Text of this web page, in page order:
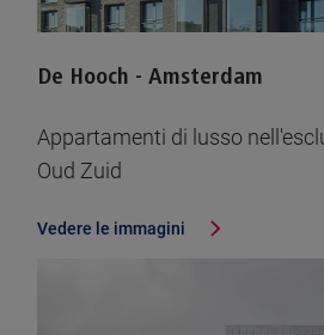
De Hooch - Amsterdam
Appartamenti di lusso
Oud Zuid
Vedere le immagini